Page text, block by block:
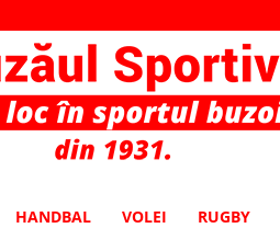
HANDBAL VOLEI RUGBY